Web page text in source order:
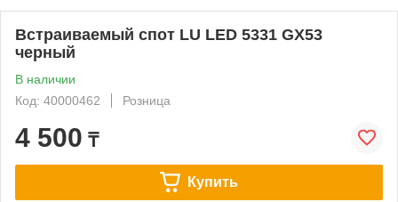
Встраиваемый спот LU LED 5331 GX53
черный
В наличии
Код: 40000462
Розница
4 500 ₸
Купить